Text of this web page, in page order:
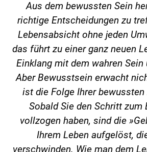
Aus dem bewussten Sein
richtige Entscheidungen zu
Lebensabsicht ohne jeden
das führt zu einer ganz neuen
Einklang mit dem wahren Sein
Aber Bewusstsein erwacht
ist die Folge Ihrer bewussten
Sobald Sie den Schritt zum
vollzogen haben, sind die
Ihrem Leben aufgelöst,
verschwinden. Wie man dem